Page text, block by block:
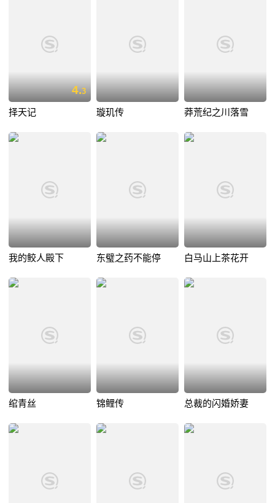
4.3
择天记 璇玑传 莽荒纪之川落雪
我的鲛人殿下 东璧之药不能停 白马山上茶花开
绾青丝 锦鲤传 总裁的闪婚娇妻